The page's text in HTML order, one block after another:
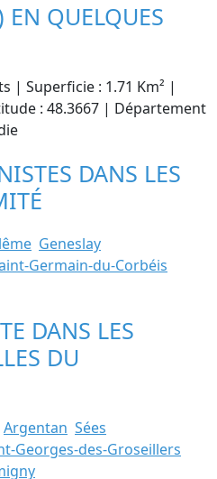
EN QUELQUES
| Superficie : 1.71 Km² |
: 48.3667 | Département
DANS LES
Geneslay
Germain-du-Corbéis
DANS LES
DU
Argentan Sées
Georges-des-Groseillers